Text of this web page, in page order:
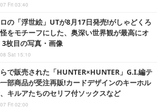
Fri 03:40
の「浮世絵」UTが8月17日発売!がしゃどくろ
をモチーフにした、奥深い世界観が最高にオ
3枚目の写真・画像
Sat 15:10
で販売された「HUNTER×HUNTER」G.I.編テ
部商品が受注再販!カードデザインのキーホル
キルアたちのセリフ付ソックスなど
Fri 02:00